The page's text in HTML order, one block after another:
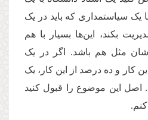
یک سیاستمداری که باید در یک
بکند، این‌ها بسیار با هم
مثل هم باشد. اگر در یک
کار و ده درصد از این کار، یک
اصل این موضوع را قبول کنید